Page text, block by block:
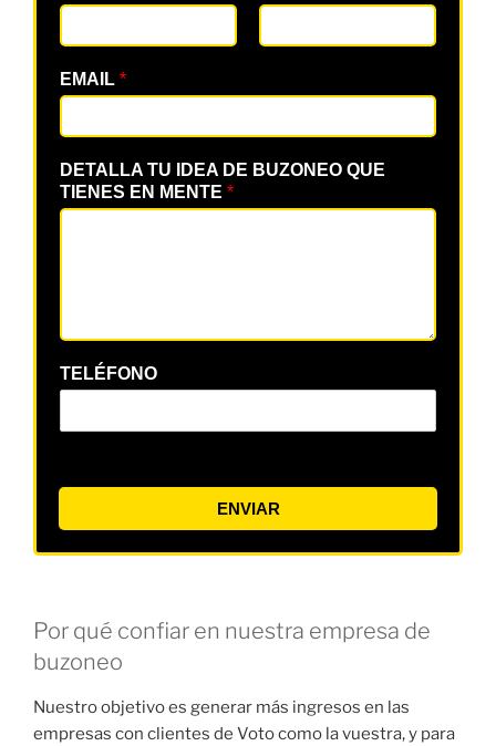
EMAIL *
DETALLA TU IDEA DE BUZONEO QUE
TIENES EN MENTE *
TELÉFONO
ENVIAR
Por qué confiar en nuestra empresa de
buzoneo
Nuestro objetivo es generar más ingresos en las
empresas con clientes de Voto como la vuestra, y para